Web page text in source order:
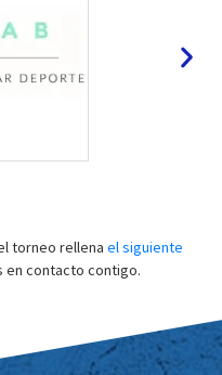
torneo rellena el siguiente
en contacto contigo.